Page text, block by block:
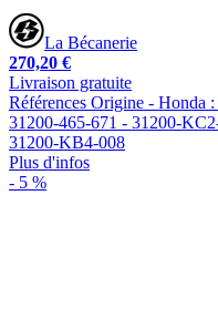
La Bécanerie
270,20 €
Livraison gratuite
Références Origine - Honda
31200-465-671 - 31200-
31200-KB4-008
Plus d'infos
- 5 %